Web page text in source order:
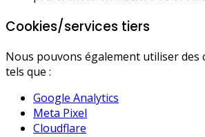
Cookies/services tiers
Nous pouvons également utiliser des
tels que :
Google Analytics
Meta Pixel
Cloudflare